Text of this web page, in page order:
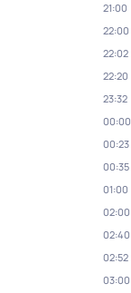
21:00
22:00
22:02
22:20
23:32
00:00
00:23
00:35
01:00
02:00
02:40
02:52
03:00